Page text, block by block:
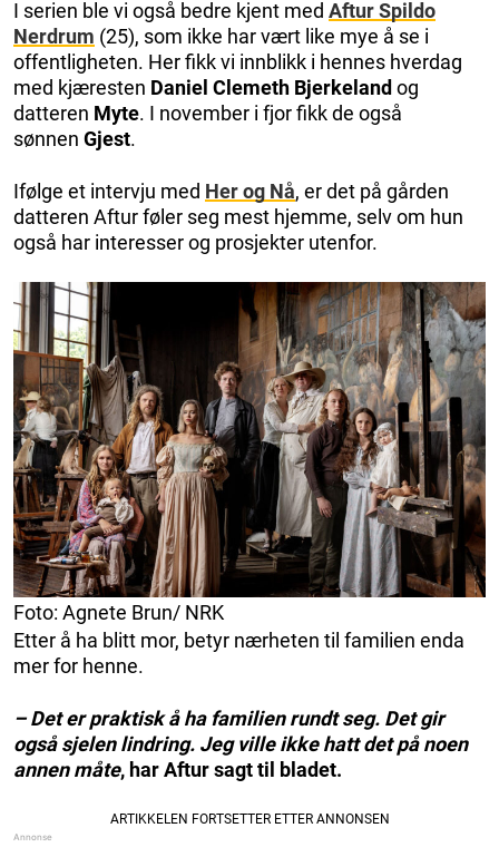
I serien ble vi også bedre kjent med Aftur Spildo
Nerdrum (25), som ikke har vært like mye å se i
offentligheten. Her fikk vi innblikk i hennes hverdag
med kjæresten Daniel Clemeth Bjerkeland og
datteren Myte. I november i fjor fikk de også
sønnen Gjest.
Ifølge et intervju med Her og Nå, er det på gården
datteren Aftur føler seg mest hjemme, selv om hun
også har interesser og prosjekter utenfor.
Foto: Agnete Brun/ NRK
Etter å ha blitt mor, betyr nærheten til familien enda
mer for henne.
– Det er praktisk å ha familien rundt seg. Det gir
også sjelen lindring. Jeg ville ikke hatt det på noen
annen måte, har Aftur sagt til bladet.